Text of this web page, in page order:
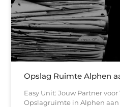
Opslag Ruimte Alphen
Easy Unit: Jouw Partner
Opslagruimte in Alphen